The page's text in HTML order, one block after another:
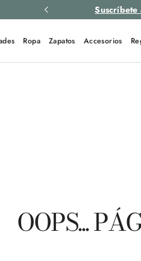
Ropa Zapatos Accesorios
OOPS...